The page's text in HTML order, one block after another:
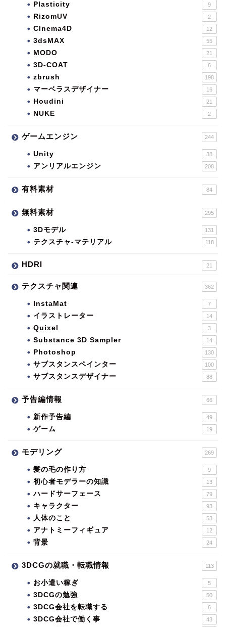
Plasticity 9
RizomUV 2
CInema4D 12
3dsMAX 55
MODO 21
3D-COAT 6
zbrush 198
マーベラスデザイナー 16
Houdini 21
NUKE 2
ゲームエンジン 244
Unity 38
アンリアルエンジン 208
有料素材 84
無料素材 295
3Dモデル 131
テクスチャ-マテリアル 118
HDRI 21
テクスチャ関連 362
InstaMat 7
イラストレーター 14
Quixel 3
Substance 3D Sampler 14
Photoshop 130
サブスタンスペインター 100
サブスタンスデザイナー 88
予告編情報 66
新作予告編 49
ゲーム 19
モデリング 269
髪の毛の作り方 9
初心者モデラーの知識 13
ハードサーフェース 79
キャラクター 93
人体のこと 53
アナトミーフィギュア 12
背景 24
3DCGの就職・転職情報 113
お小遣い稼ぎ 5
3DCGの勉強 50
3DCG会社を転職する 6
3DCG会社で働く事 43